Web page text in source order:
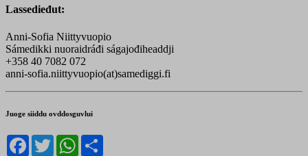
Lassedieđut:
Anni-Sofia Niittyvuopio
Sámedikki nuoraidráđi ságajođiheaddji
+358 40 7082 072
anni-sofia.niittyvuopio(at)samediggi.fi
Juoge siiddu ovddosguvlui
Facebook
TwitterWhatsApp